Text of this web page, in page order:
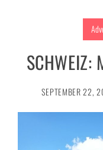
SCHWEIZ:
SEPTEMBER 22,